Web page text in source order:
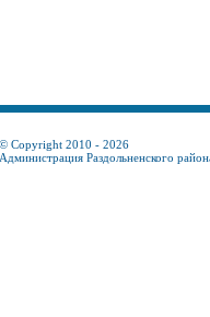
© Copyright 2010 - 2026
Администрация Раздольненского